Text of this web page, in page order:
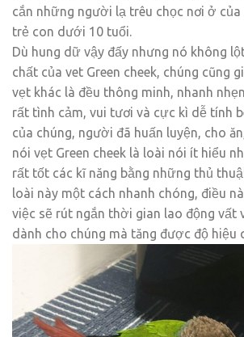
cắn những người lạ trêu chọc nơi ở của
trẻ con dưới 10 tuổi.
Dù hung dữ vậy đấy nhưng nó không
chất của vet Green cheek, chúng cũng
vẹt khác là đều thông minh, nhanh
rất tình cảm, vui tươi và cực kì dễ tính
của chúng, người đã huấn luyện, cho
nói vẹt Green cheek là loài nói ít hiểu
rất tốt các kĩ năng bằng những thủ
loài này một cách nhanh chóng, điều
việc sẽ rút ngắn thời gian lao động vất
dành cho chúng mà tăng được độ hiệu